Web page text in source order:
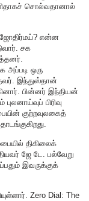
சொல்வதானால்
ஜோதிர்மய்? என்ன
சக
அப்படி ஒரு
இந்துஸ்தான்
பின்னர் இந்தியன்
பிரிவு
குற்றவுலகைத்
திகிலைக்
ஜே டே. பல்வேறு
இவருக்குக்
Zero Dial: The